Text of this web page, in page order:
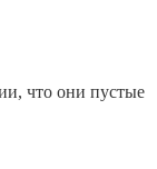
что они пустые